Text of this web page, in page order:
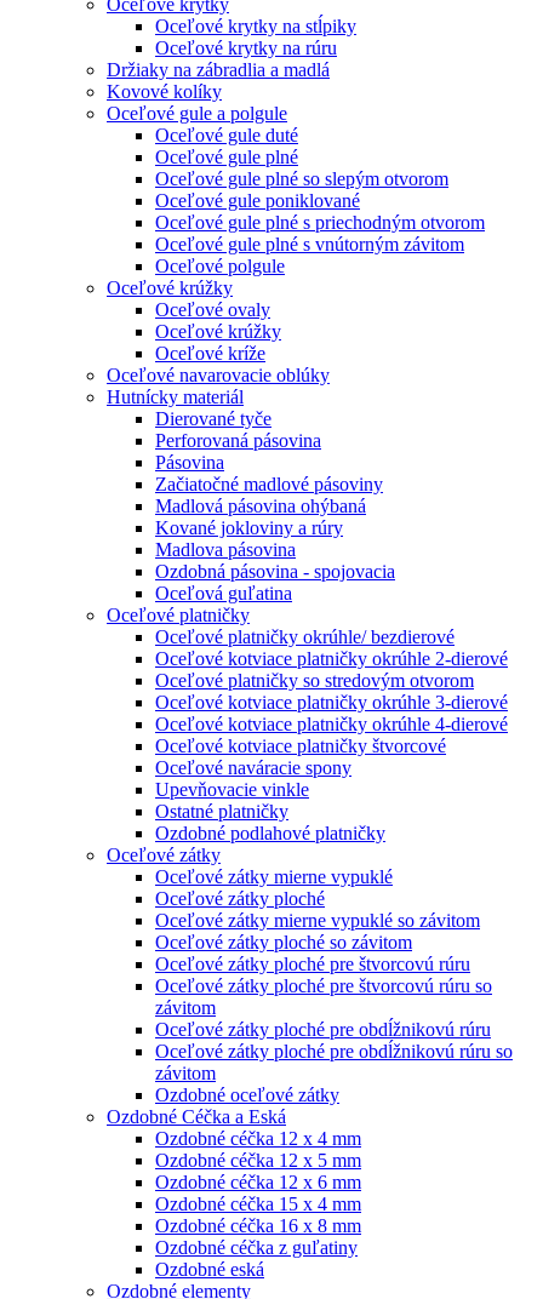
Oceľové krytky na stĺpiky
Oceľové krytky na rúru
Držiaky na zábradlia a madlá
Kovové kolíky
Oceľové gule a polgule
Oceľové gule duté
Oceľové gule plné
Oceľové gule plné so slepým otvorom
Oceľové gule poniklované
Oceľové gule plné s priechodným otvorom
Oceľové gule plné s vnútorným závitom
Oceľové polgule
Oceľové krúžky
Oceľové ovaly
Oceľové krúžky
Oceľové kríže
Oceľové navarovacie oblúky
Hutnícky materiál
Dierované tyče
Perforovaná pásovina
Pásovina
Začiatočné madlové pásoviny
Madlová pásovina ohýbaná
Kované jokloviny a rúry
Madlova pásovina
Ozdobná pásovina - spojovacia
Oceľová guľatina
Oceľové platničky
Oceľové platničky okrúhle/ bezdierové
Oceľové kotviace platničky okrúhle 2-dierové
Oceľové platničky so stredovým otvorom
Oceľové kotviace platničky okrúhle 3-dierové
Oceľové kotviace platničky okrúhle 4-dierové
Oceľové kotviace platničky štvorcové
Oceľové naváracie spony
Upevňovacie vinkle
Ostatné platničky
Ozdobné podlahové platničky
Oceľové zátky
Oceľové zátky mierne vypuklé
Oceľové zátky ploché
Oceľové zátky mierne vypuklé so závitom
Oceľové zátky ploché so závitom
Oceľové zátky ploché pre štvorcovú rúru
Oceľové zátky ploché pre štvorcovú rúru so
závitom
Oceľové zátky ploché pre obdĺžnikovú rúru
Oceľové zátky ploché pre obdĺžnikovú rúru so
závitom
Ozdobné oceľové zátky
Ozdobné Céčka a Eská
Ozdobné céčka 12 x 4 mm
Ozdobné céčka 12 x 5 mm
Ozdobné céčka 12 x 6 mm
Ozdobné céčka 15 x 4 mm
Ozdobné céčka 16 x 8 mm
Ozdobné céčka z guľatiny
Ozdobné eská
Ozdobné elementy